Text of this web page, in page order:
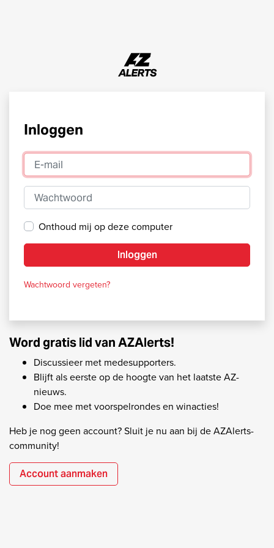
Inloggen
E-mail
Wachtwoord
Onthoud mij op deze computer
Inloggen
Wachtwoord vergeten?
Word gratis lid van AZAlerts!
Discussieer met medesupporters.
Blijft als eerste op de hoogte van het laatste AZ-
nieuws.
Doe mee met voorspelrondes en winacties!
Heb je nog geen account? Sluit je nu aan bij de AZAlerts-
community!
Account aanmaken